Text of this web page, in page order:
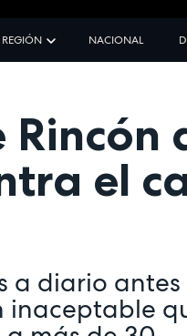
REGIÓN NACIONAL
el
a diario antes
inaceptable